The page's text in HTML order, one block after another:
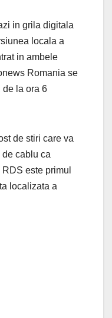
in grila digitala
locala a
in ambele
Romania se
de la ora 6
de stiri care va
cablu ca
este primul
localizata a